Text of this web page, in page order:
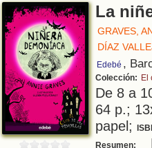
La
GRAVES,
DÍAZ
Edebé ,
Colección: El
De 8 a
64 p.;
papel;
Resumen: